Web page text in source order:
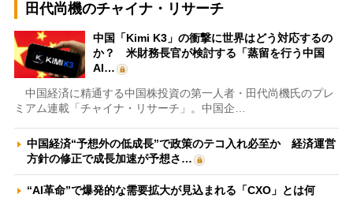
田代尚機のチャイナ・リサーチ
中国「Kimi K3」の衝撃に世界はどう対応するの
か？ 米財務長官が検討する「蒸留を行う中国
AI…
中国経済に精通する中国株投資の第一人者・田代尚機氏のプレ
ミアム連載「チャイナ・リサーチ」。中国企…
中国経済“予想外の低成長”で政策のテコ入れ必至か 経済運営
方針の修正で成長加速が予想さ…
“AI革命”で爆発的な需要拡大が見込まれる「CXO」とは何